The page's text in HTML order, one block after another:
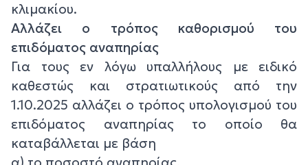
κλιμακίου.
Αλλάζει ο τρόπος καθορισμού του
επιδόματος αναπηρίας
Για τους εν λόγω υπαλλήλους με ειδικό
καθεστώς και στρατιωτικούς από την
1.10.2025 αλλάζει ο τρόπος υπολογισμού του
επιδόματος αναπηρίας το οποίο θα
καταβάλλεται με βάση